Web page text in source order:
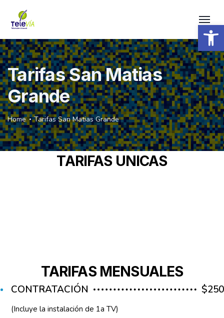
Tarifas San Matias
Grande
Home Tarifas San Matias Grande
TARIFAS UNICAS
TARIFAS MENSUALES
CONTRATACIÓN $250
(Incluye la instalación de 1a TV)